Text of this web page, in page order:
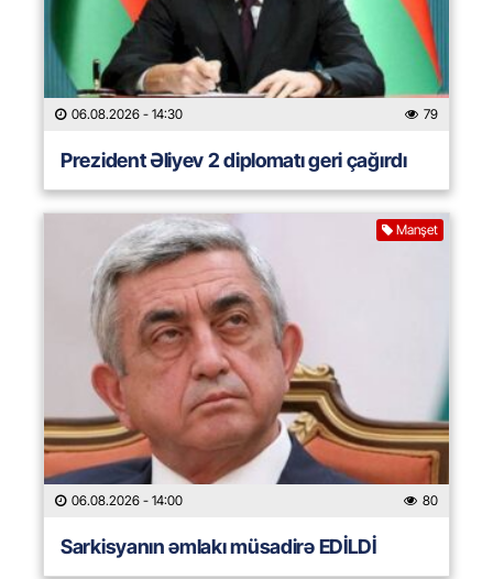
06.08.2026 - 14:30 79
Prezident Əliyev 2 diplomatı geri çağırdı
Manşet
06.08.2026 - 14:00 80
Sarkisyanın əmlakı müsadirə EDİLDİ